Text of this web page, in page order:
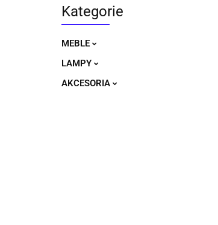
Kategorie
MEBLE
LAMPY
AKCESORIA